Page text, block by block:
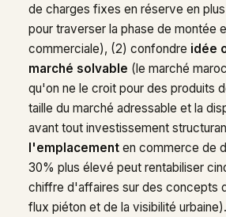
de charges fixes en réserve en plus
pour traverser la phase de montée
commerciale), (2) confondre idée
marché solvable (le marché
qu'on ne le croit pour des produits
taille du marché adressable et la
avant tout investissement
l'emplacement en commerce de
30% plus élevé peut rentabiliser
chiffre d'affaires sur des concepts
flux piéton et de la visibilité urbaine).